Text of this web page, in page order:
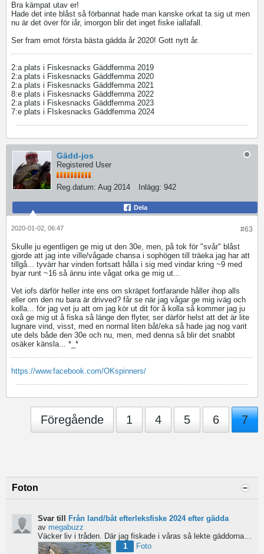
Bra kämpat utav er!
Hade det inte blåst så förbannat hade man kanske orkat ta sig ut men
nu är det över för iår, imorgon blir det inget fiske iallafall.
Ser fram emot första bästa gädda år 2020! Gott nytt år.
2:a plats i Fiskesnacks Gäddfemma 2019
2:a plats i Fiskesnacks Gäddfemma 2020
2:a plats i Fiskesnacks Gäddfemma 2021
8:e plats i Fiskesnacks Gäddfemma 2022
2:a plats i Fiskesnacks Gäddfemma 2023
7:e plats i FIskesnacks Gäddfemma 2024
Gädd-jos
Registered User
Reg.datum: Aug 2014 Inlägg: 942
Dela
#63
2020-01-02, 06:47
Skulle ju egentligen ge mig ut den 30e, men, på tok för "svår" blåst
gjorde att jag inte ville/vågade chansa i sophögen till träeka jag har att
tillgå... tyvärr har vinden fortsatt hålla i sig med vindar kring ~9 med
byar runt ~16 så ännu inte vågat orka ge mig ut...
Vet iofs därför heller inte ens om skräpet fortfarande håller ihop alls
eller om den nu bara är drivved? får se när jag vågar ge mig iväg och
kolla... för jag vet ju att om jag kör ut dit för å kolla så kommer jag ju
oxå ge mig ut å fiska så länge den flyter, ser därför helst att det är lite
lugnare vind, visst, med en normal liten båt/eka så hade jag nog varit
ute dels både den 30e och nu, men, med denna så blir det snabbt
osäker känsla... *_*
https://www.facebook.com/OKspinners/
Föregående 1 4 5 6 7
Foton
Svar till
Från land/båt efterleksfiske 2024 efter gädda
av megabuzz
Väcker liv i tråden. Där jag fiskade i våras så lekte gäddorna från början av mars hela vägen in i juni...
1
Foto